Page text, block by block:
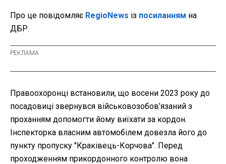
Про це повідомляє RegioNews із посиланням на
ДБР.
Правоохоронці встановили, що восени 2023 року до
посадовиці звернувся військовозобов’язаний з
проханням допомогти йому виїхати за кордон.
Інспекторка власним автомобілем довезла його до
пункту пропуску "Краківець-Корчова". Перед
проходженням прикордонного контролю вона